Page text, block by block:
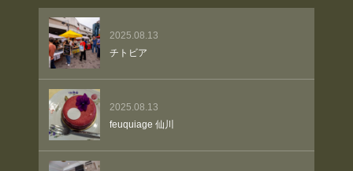
2025.08.13
チトビア
2025.08.13
feuquiage 仙川